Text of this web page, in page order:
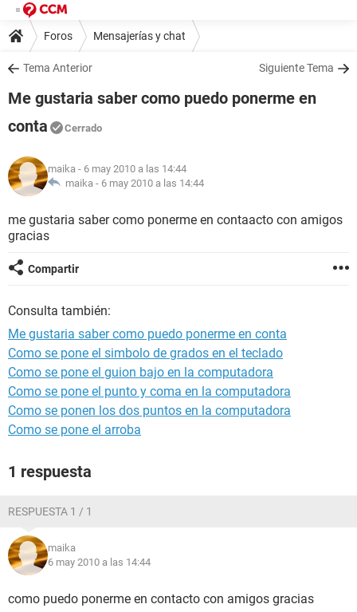
Foros Mensajerías y chat
Tema Anterior Siguiente Tema
Me gustaria saber como puedo ponerme en
conta
Cerrado
maika - 6 may 2010 a las 14:44
maika - 6 may 2010 a las 14:44
me gustaria saber como ponerme en contaacto con amigos
gracias
Compartir
Consulta también:
Me gustaria saber como puedo ponerme en conta
Como se pone el simbolo de grados en el teclado
Como se pone el guion bajo en la computadora
Como se pone el punto y coma en la computadora
Como se ponen los dos puntos en la computadora
Como se pone el arroba
1 respuesta
RESPUESTA 1 / 1
maika
6 may 2010 a las 14:44
como puedo ponerme en contacto con amigos gracias